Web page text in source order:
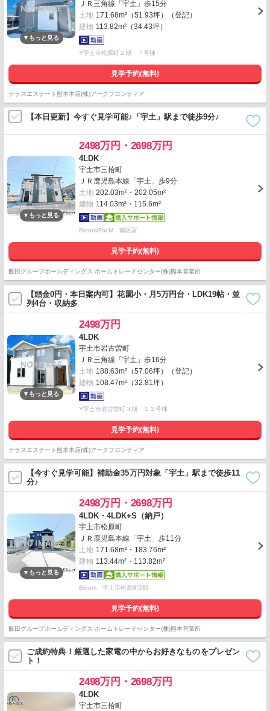
ＪＲ三角線「宇土」歩15分
土地 171.68m²（51.93坪）（登記）
建物 113.82m²（34.43坪）
Y宇土市松原町２期 ７号棟
見学予約(無料)
テラスエステート熊本本店(株)アークフロンティア
【本日更新】今すぐ見学可能♪「宇土」駅まで徒歩9分♪
2498万円・2698万円
4LDK
宇土市三拾町
ＪＲ鹿児島本線「宇土」歩9分
土地 202.03m²・202.05m²
建物 114.03m²・115.6m²
Bloom/For.M 南区富…
見学予約(無料)
飯田グループホールディングス ホームトレードセンター(株)熊本営業所
【頭金0円・本日案内可】花園小・月5万円台・LDK19帖・並
列4台・収納多
2498万円
4LDK
宇土市岩古曽町
ＪＲ三角線「宇土」歩16分
土地 188.63m²（57.06坪）（登記）
建物 108.47m²（32.81坪）
Y宇土市岩古曽町３期 １２号棟
見学予約(無料)
テラスエステート熊本本店(株)アークフロンティア
【今すぐ見学可能】補助金35万円対象「宇土」駅まで徒歩11
分♪
2498万円・2698万円
4LDK・4LDK+S（納戸）
宇土市松原町
ＪＲ鹿児島本線「宇土」歩11分
土地 171.68m²・183.76m²
建物 113.44m²・113.82m²
Bloom 宇土市松原町2期
見学予約(無料)
飯田グループホールディングス ホームトレードセンター(株)熊本営業所
ご成約特典！厳選した家電の中からお好きなものをプレゼン
ト！
2498万円・2698万円
4LDK
宇土市三拾町